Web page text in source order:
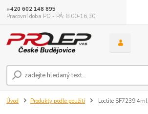
+420 602 148 895
Pracovní doba PO - PÁ: 8,00-16,30
Úvod Produkty podle použití Loctite SF7239 4ml